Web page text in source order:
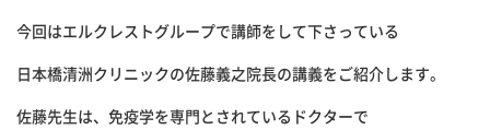
今回はエルクレストグループで講師をして下さっている
日本橋清洲クリニックの佐藤義之院長の講義をご紹介します。
佐藤先生は、免疫学を専門とされているドクターで